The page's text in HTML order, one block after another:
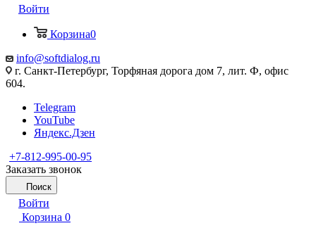
Войти
Корзина0
info@softdialog.ru
г. Санкт-Петербург, Торфяная дорога дом 7, лит. Ф, офис
604.
Telegram
YouTube
Яндекс.Дзен
+7-812-995-00-95
Заказать звонок
Поиск
Войти
Корзина 0